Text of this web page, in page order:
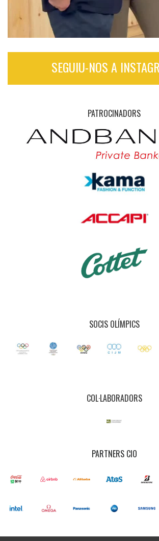
SEGUIU-NOS A
PATROCINADORS
SOCIS OLÍMPICS
COL·LABORADORS
PARTNERS CIO